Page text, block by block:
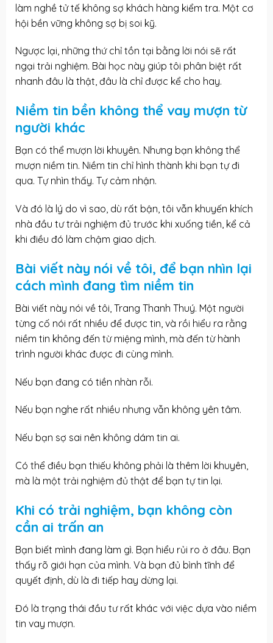
làm nghề tử tế không sợ khách hàng kiểm tra. Một cơ
hội bền vững không sợ bị soi kỹ.
Ngược lại, những thứ chỉ tồn tại bằng lời nói sẽ rất
ngại trải nghiệm. Bài học này giúp tôi phân biệt rất
nhanh đâu là thật, đâu là chỉ được kể cho hay.
Niềm tin bền không thể vay mượn từ
người khác
Bạn có thể mượn lời khuyên. Nhưng bạn không thể
mượn niềm tin. Niềm tin chỉ hình thành khi bạn tự đi
qua. Tự nhìn thấy. Tự cảm nhận.
Và đó là lý do vì sao, dù rất bận, tôi vẫn khuyến khích
nhà đầu tư trải nghiệm đủ trước khi xuống tiền, kể cả
khi điều đó làm chậm giao dịch.
Bài viết này nói về tôi, để bạn nhìn lại
cách mình đang tìm niềm tin
Bài viết này nói về tôi, Trang Thanh Thuý. Một người
từng cố nói rất nhiều để được tin, và rồi hiểu ra rằng
niềm tin không đến từ miệng mình, mà đến từ hành
trình người khác được đi cùng mình.
Nếu bạn đang có tiền nhàn rỗi.
Nếu bạn nghe rất nhiều nhưng vẫn không yên tâm.
Nếu bạn sợ sai nên không dám tin ai.
Có thể điều bạn thiếu không phải là thêm lời khuyên,
mà là một trải nghiệm đủ thật để bạn tự tin lại.
Khi có trải nghiệm, bạn không còn
cần ai trấn an
Bạn biết mình đang làm gì. Bạn hiểu rủi ro ở đâu. Bạn
thấy rõ giới hạn của mình. Và bạn đủ bình tĩnh để
quyết định, dù là đi tiếp hay dừng lại.
Đó là trạng thái đầu tư rất khác với việc dựa vào niềm
tin vay mượn.